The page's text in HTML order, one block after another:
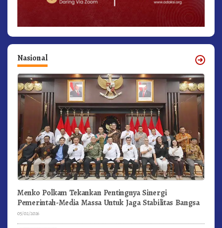
Nasional
Menko Polkam Tekankan Pentingnya Sinergi
Pemerintah-Media Massa Untuk Jaga Stabilitas Bangsa
05/02/2026